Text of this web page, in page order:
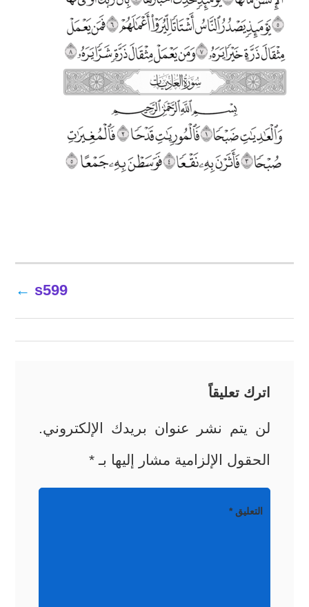
المقالات
s599
اترك تعليقاً
لن يتم نشر عنوان بريدك الإلكتروني.
الحقول الإلزامية مشار إليها بـ *
التعليق*